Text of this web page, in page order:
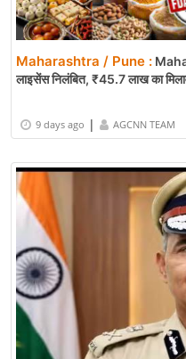
Maharashtra / Pune :
लाइसेंस निलंबित, ₹45.7 लाख का
9 days ago | AGCNN TEAM